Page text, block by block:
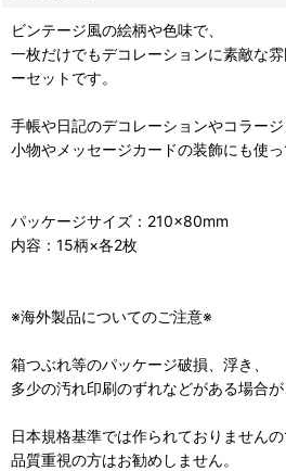
ビンテージ風の絵柄や色味で、
一枚だけでもデコレーションに素敵な
ーセットです。
手帳や日記のデコレーションやコラージ
小物やメッセージカードの装飾にも使っ
パッケージサイズ：210×80mm
内容：15柄×各2枚
※海外製品についてのご注意※
箱つぶれ等のパッケージ破損、浮き、
多少の汚れ印刷のずれなどがある場合が
日本規格基準では作られておりませんの
品質重視の方はお勧めしません。